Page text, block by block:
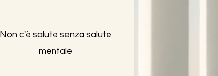
Non c'è salute senza salute
mentale